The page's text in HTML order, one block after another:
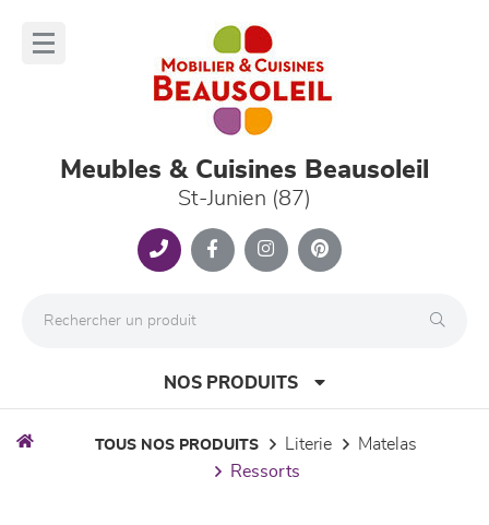
Meubles & Cuisines Beausoleil
St-Junien (87)
NOS PRODUITS
TOUS NOS PRODUITS literie
matelas
ressorts